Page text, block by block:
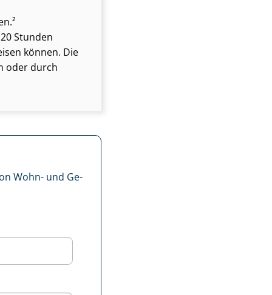
Stunden
können. Die
oder durch
Wohn- und Ge­